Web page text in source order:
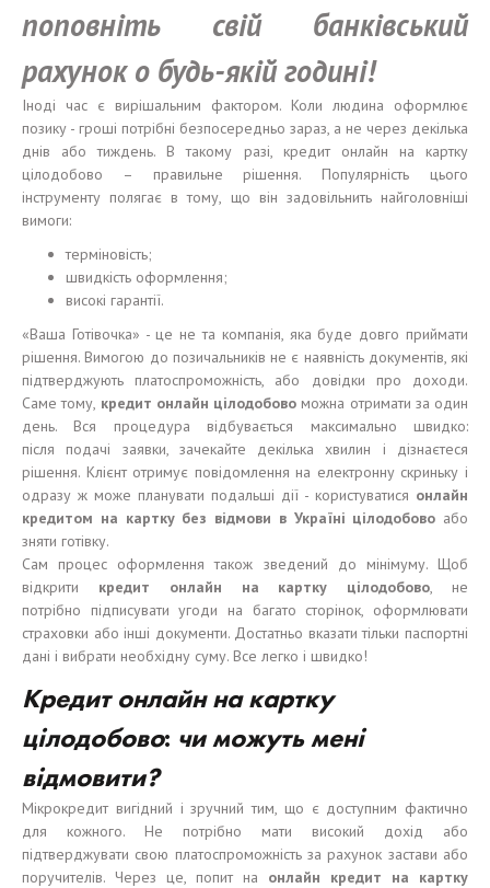
поповніть свій банківський
рахунок о будь-якій годині!
Іноді час є вирішальним фактором. Коли людина оформлює
позику - гроші потрібні безпосередньо зараз, а не через декілька
днів або тиждень. В такому разі, кредит онлайн на картку
цілодобово – правильне рішення. Популярність цього
інструменту полягає в тому, що він задовільнить найголовніші
вимоги:
терміновість;
швидкість оформлення;
високі гарантії.
«Ваша Готівочка» - це не та компанія, яка буде довго приймати
рішення. Вимогою до позичальників не є наявність документів, які
підтверджують платоспроможність, або довідки про доходи.
Саме тому, кредит онлайн цілодобово можна отримати за один
день. Вся процедура відбувається максимально швидко:
після подачі заявки, зачекайте декілька хвилин і дізнаєтеся
рішення. Клієнт отримує повідомлення на електронну скриньку і
одразу ж може планувати подальші дії - користуватися онлайн
кредитом на картку без відмови в Україні цілодобово або
зняти готівку.
Сам процес оформлення також зведений до мінімуму. Щоб
відкрити кредит онлайн на картку цілодобово, не
потрібно підписувати угоди на багато сторінок, оформлювати
страховки або інші документи. Достатньо вказати тільки паспортні
дані і вибрати необхідну суму. Все легко і швидко!
Кредит онлайн на картку
цілодобово: чи можуть мені
відмовити?
Мікрокредит вигідний і зручний тим, що є доступним фактично
для кожного. Не потрібно мати високий дохід або
підтверджувати свою платоспроможність за рахунок застави або
поручителів. Через це, попит на онлайн кредит на картку